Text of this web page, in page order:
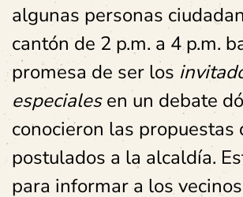
algunas personas
cantón de 2 p.m. a 4 p.m.
promesa de ser los
especialesen un debate
conocieron las propuestas
postulados a la alcaldía.
para informar a los